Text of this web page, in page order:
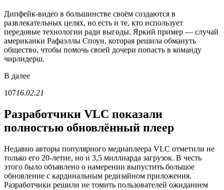
Дипфейк-видео в большинстве своём создаются в
развлекательных целях, но есть и те, кто использует
передовые технологии ради выгоды. Яркий пример — случай
американки Рафаэллы Споун, которая решила обмануть
общество, чтобы помочь своей дочери попасть в команду
чирлидерш.
В далее
10716.02.21
Разработчики VLC показали
полностью обновлённый плеер
Недавно авторы популярного медиаплеера VLC отметили не
только его 20-летие, но и 3,5 миллиарда загрузок. В честь
этого было объявлено о намерении выпустить большое
обновление с кардинальным редизайном приложения.
Разработчики решили не томить пользователей ожиданием